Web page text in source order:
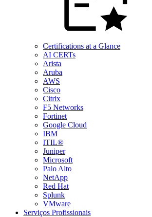
Certifications at a Glance
AI CERTs
Arista
Aruba
AWS
Cisco
Citrix
F5 Networks
Fortinet
Google Cloud
IBM
ITIL®
Juniper
Microsoft
Palo Alto
NetApp
Red Hat
Splunk
VMware
Serviços Profissionais